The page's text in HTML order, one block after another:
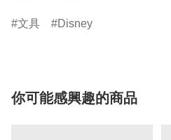
文具 Disney
你可能感興趣的商品